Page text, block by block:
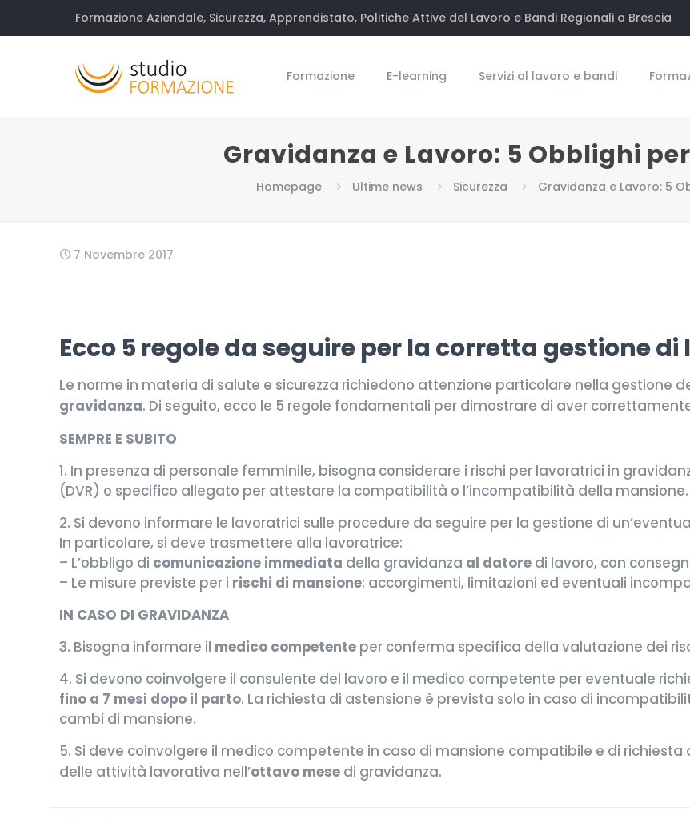
Formazione Aziendale, Sicurezza, Apprendistato, Politiche Attive del Lavoro e Bandi Regionali a Brescia
Formazione E-learning Servizi al lavoro e bandi
Gravidanza e Lavoro: 5 Obblighi
Homepage Ultime news Sicurezza Gravidanza e Lavoro: 5
7 Novembre 2017
Ecco 5 regole da seguire per la corretta gestione di
Le norme in materia di salute e sicurezza richiedono attenzione particolare nella gestione
gravidanza. Di seguito, ecco le 5 regole fondamentali per dimostrare di aver
SEMPRE E SUBITO
1. In presenza di personale femminile, bisogna considerare i rischi per lavoratrici in
(DVR) o specifico allegato per attestare la compatibilità o l’incompatibilità della mansione.
2. Si devono informare le lavoratrici sulle procedure da seguire per la gestione di
In particolare, si deve trasmettere alla lavoratrice:
– L’obbligo di comunicazione immediata della gravidanza al datore di lavoro, con
– Le misure previste per i rischi di mansione: accorgimenti, limitazioni ed eventuali
IN CASO DI GRAVIDANZA
3. Bisogna informare il medico competente per conferma specifica della valutazione dei
4. Si devono coinvolgere il consulente del lavoro e il medico competente per eventuale
fino a 7 mesi dopo il parto. La richiesta di astensione è prevista solo in caso di
cambi di mansione.
5. Si deve coinvolgere il medico competente in caso di mansione compatibile e di
delle attività lavorativa nell’ottavo mese di gravidanza.